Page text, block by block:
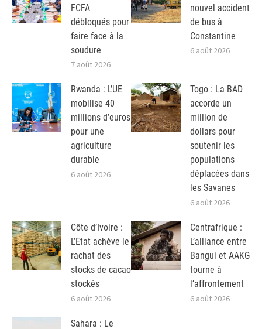
FCFA
débloqués pour
faire face à la
soudure
7 août 2026
nouvel accident
de bus à
Constantine
6 août 2026
Rwanda : L’UE
mobilise 40
millions d’euros
pour une
agriculture
durable
6 août 2026
Togo : La BAD
accorde un
million de
dollars pour
soutenir les
populations
déplacées dans
les Savanes
6 août 2026
Côte d’Ivoire :
L’Etat achève le
rachat des
stocks de cacao
stockés
6 août 2026
Centrafrique :
L’alliance entre
Bangui et AAKG
tourne à
l’affrontement
6 août 2026
Sahara : Le